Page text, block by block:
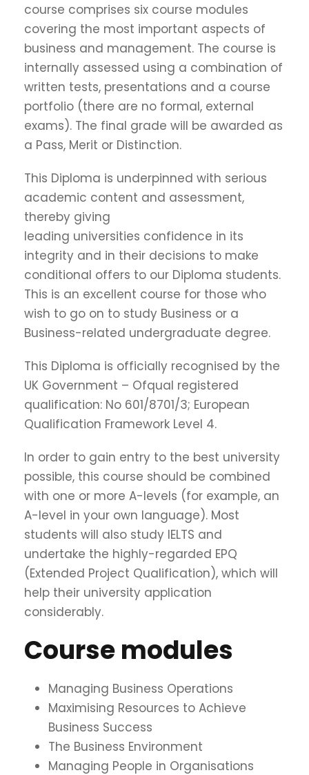
course comprises six course modules
covering the most important aspects of
business and management. The course is
internally assessed using a combination of
written tests, presentations and a course
portfolio (there are no formal, external
exams). The final grade will be awarded as
a Pass, Merit or Distinction.
This Diploma is underpinned with serious
academic content and assessment,
thereby giving
leading universities confidence in its
integrity and in their decisions to make
conditional offers to our Diploma students.
This is an excellent course for those who
wish to go on to study Business or a
Business-related undergraduate degree.
This Diploma is officially recognised by the
UK Government – Ofqual registered
qualification: No 601/8701/3; European
Qualification Framework Level 4.
In order to gain entry to the best university
possible, this course should be combined
with one or more A-levels (for example, an
A-level in your own language). Most
students will also study IELTS and
undertake the highly-regarded EPQ
(Extended Project Qualification), which will
help their university application
considerably.
Course modules
Managing Business Operations
Maximising Resources to Achieve
Business Success
The Business Environment
Managing People in Organisations